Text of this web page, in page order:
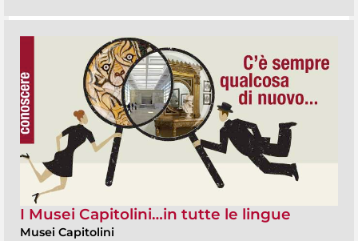
I Musei Capitolini…in tutte le lingue
Musei Capitolini